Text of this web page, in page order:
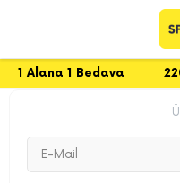
1 Alana 1 Bedava